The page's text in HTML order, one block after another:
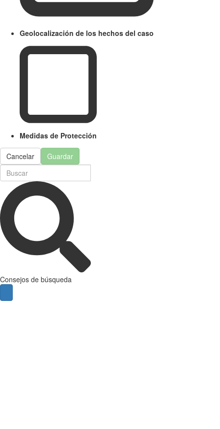
Geolocalización de los hechos del caso
Medidas de Protección
Cancelar Guardar
Consejos de búsqueda